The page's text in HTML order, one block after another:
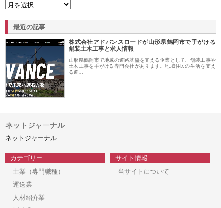
最近の記事
株式会社アドバンスロードが山形県鶴岡市で手がける
舗装土木工事と求人情報
山形県鶴岡市で地域の道路基盤を支える企業として、舗装工事や
土木工事を手がける専門会社があります。地域住民の生活を支え
る道…
ネットジャーナル
ネットジャーナル
カテゴリー
士業（専門職種）
運送業
人材紹介業
サイト情報
当サイトについて